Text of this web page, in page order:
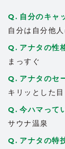
自分のキャ
自分は自分他人
アナタの性
まっすぐ
アナタのセ
キリッとした目
今ハマって
サウナ温泉
アナタの特